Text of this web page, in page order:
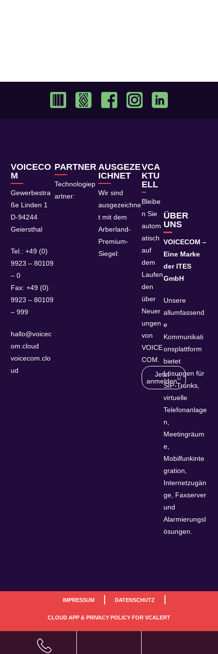
ÜBER
UNS
VOICECOM –
Eine Marke
der ITES
GmbH
Unsere
allumfassend
e
Kommunikati
onsplattform
bietet
Lösungen für
SIP-Trunks,
virtuelle
Telefonanlage
n,
Meetingräum
e,
Mobilfunkinte
gration,
Internetzugän
ge, Faxserver
und
Alarmierungsl
ösungen.
VCA
KTU
ELL
Bleibe
n Sie
autom
atisch
auf
dem
Laufen
den
über
Neuer
ungen
von
VOICE
COM.
Jetzt
anmelden
VOICECO
M
Gewerbestra
ße Linden 1
D-94244
Geiersthal
Tel.: +49 (0)
9923 – 80109
– 0
Fax: +49 (0)
9923 – 80109
– 999
hallo@voicec
om.cloud
voicecom.clo
ud
PARTNER
Technologiep
artner:
AUSGEZE
ICHNET
Wir sind
ausgezeichne
t mit dem
Arberland-
Premium-
Siegel:
IMPRESSUM DATENSCHUTZ
CLOUD APP & PRIVACY POLICY FOR VCALERT